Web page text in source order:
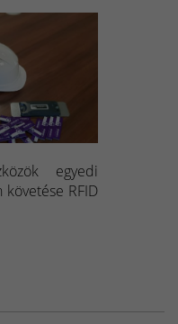
egyedi
követése RFID